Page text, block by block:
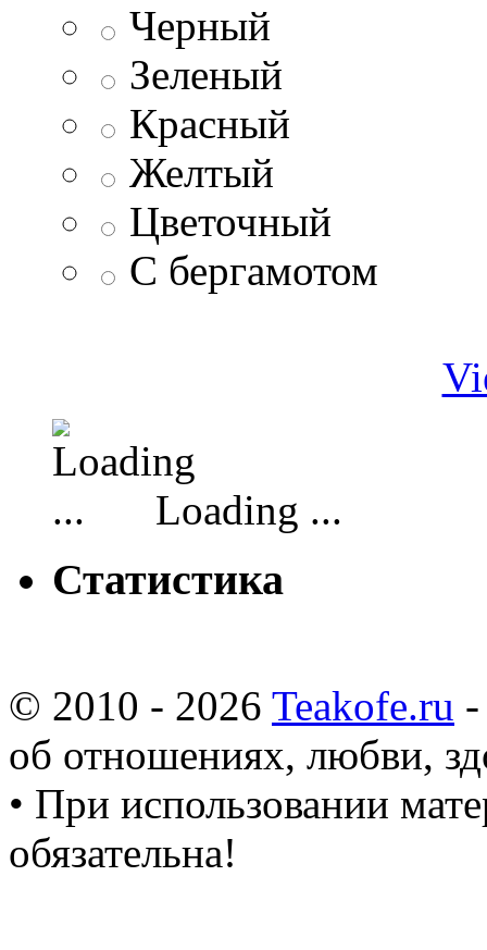
Черный
Зеленый
Красный
Желтый
Цветочный
С бергамотом
Loading ...
Статистика
© 2010 - 2026 Teakofe.ru
об отношениях, любви,
• При использовании
обязательна!